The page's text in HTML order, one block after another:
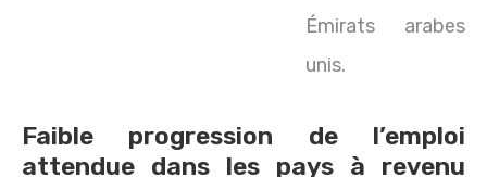
Émirats arabes
unis.
Faible progression de l’emploi
attendue dans les pays à revenu